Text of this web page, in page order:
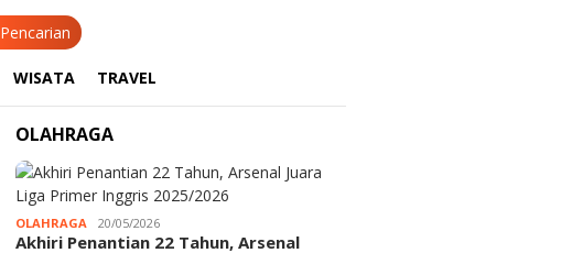
Pencarian
WISATA TRAVEL
OLAHRAGA
OLAHRAGA 20/05/2026
Akhiri Penantian 22 Tahun, Arsenal